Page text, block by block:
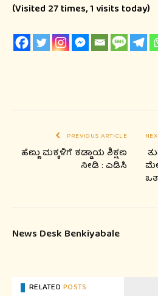
(Visited 27 times, 1 visits today)
PREVIOUS ARTICLE
ಹೆಣ್ಣು ಮಕ್ಕಳಿಗೆ ಕಡ್ಡಾಯ ಶಿಕ್ಷಣ
ನೀಡಿ : ಎಡಿಸಿ
News Desk Benkiyabale
RELATEDPOSTS